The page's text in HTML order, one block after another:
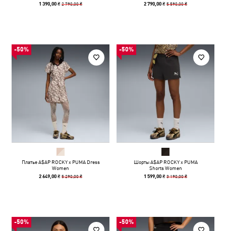
1 390,00 ₴2 790,00 ₴ 2 790,00 ₴5 590,00 ₴
-50%
Платье A$AP ROCKY x PUMA Dress
Women
2 649,00 ₴5 290,00 ₴
-50%
Шорты A$AP ROCKY x PUMA
Shorts Women
1 599,00 ₴3 190,00 ₴
-50% -50%